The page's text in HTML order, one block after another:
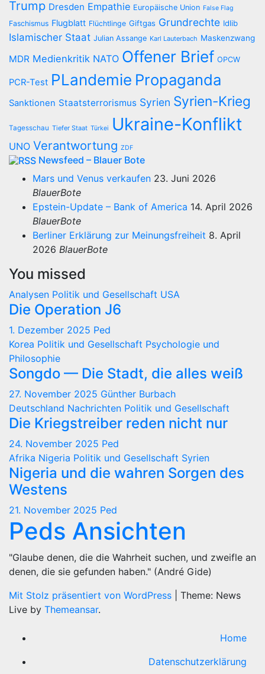
Trump Dresden Empathie Europäische Union False Flag
Faschismus Flugblatt Flüchtlinge Giftgas Grundrechte Idlib
Islamischer Staat Julian Assange Karl Lauterbach Maskenzwang
MDR Medienkritik NATO Offener Brief OPCW
PCR-Test PLandemie Propaganda
Sanktionen Staatsterrorismus Syrien Syrien-Krieg
Tagesschau Tiefer Staat Türkei Ukraine-Konflikt
UNO Verantwortung ZDF
Newsfeed – Blauer Bote
Mars und Venus verkaufen 23. Juni 2026
BlauerBote
Epstein-Update – Bank of America 14. April 2026
BlauerBote
Berliner Erklärung zur Meinungsfreiheit 8. April
2026 BlauerBote
You missed
Analysen Politik und Gesellschaft USA
Die Operation J6
1. Dezember 2025 Ped
Korea Politik und Gesellschaft Psychologie und
Philosophie
Songdo — Die Stadt, die alles weiß
27. November 2025 Günther Burbach
Deutschland Nachrichten Politik und Gesellschaft
Die Kriegstreiber reden nicht nur
24. November 2025 Ped
Afrika Nigeria Politik und Gesellschaft Syrien
Nigeria und die wahren Sorgen des
Westens
21. November 2025 Ped
Peds Ansichten
"Glaube denen, die die Wahrheit suchen, und zweifle an
denen, die sie gefunden haben." (André Gide)
Mit Stolz präsentiert von WordPress
Theme: News
Live by Themeansar.
Home
Datenschutzerklärung